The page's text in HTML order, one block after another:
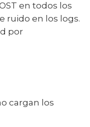
en todos los
ruido en los logs.
por
cargan los